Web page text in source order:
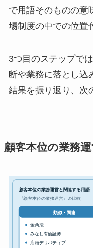
で用語そのものの意
場制度の中での位置
3つ目のステップで
断や業務に落とし込
結果を振り返り、次
顧客本位の業務
顧客本位の業務運営と関連する用語
『顧客本位の業務運営』の比較
類似・関連
金商法
みなし有価証券
店頭デリバティブ